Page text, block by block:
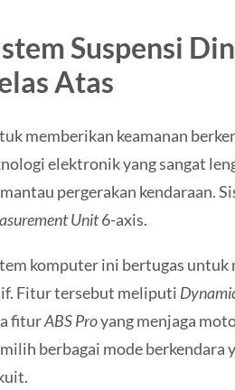
Suspensi
Atas
memberikan keamanan
elektronik yang sangat
pergerakan kendaraan.
Unit6-axis.
komputer ini bertugas
Fitur tersebut meliputi
fiturABS Proyang menjaga
berbagai mode berkendara